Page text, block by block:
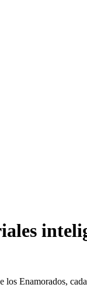
los Enamorados,